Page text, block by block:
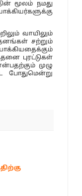
மூலம் நமது
வாயிலும்
சற்றும்
புரட்டுகள்
முழு
போதுமென்று